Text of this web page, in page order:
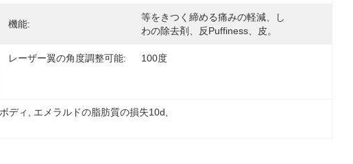
機能:
等をきつく締める痛みの軽減、し
わの除去剤、反Puffiness、皮。
レーザー翼の角度調整可能: 100度
ディ エメラルドの脂肪質の損失10d